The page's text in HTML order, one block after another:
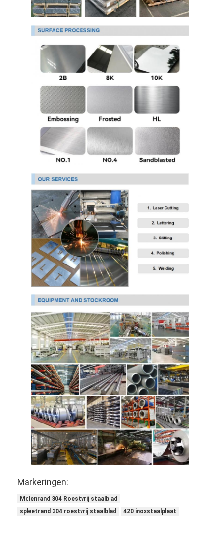
decoratieve ruiten van roestvrij staal
roestvrij staalbar
Aluminiummateriaal
Kopermateriaal
PPGI Gegalvaniseerde Staalrol
Markeringen:
Molenrand 304 Roestvrij staalblad
spleetrand 304 roestvrij staalblad
420 inoxstaalplaat